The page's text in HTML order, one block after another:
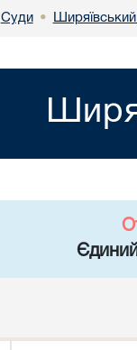
Суди •